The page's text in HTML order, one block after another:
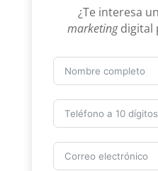
¿Te interesa
marketingdigital